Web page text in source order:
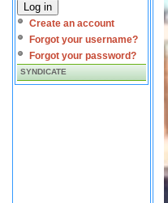
Log in
Create an account
Forgot your username?
Forgot your password?
SYNDICATE